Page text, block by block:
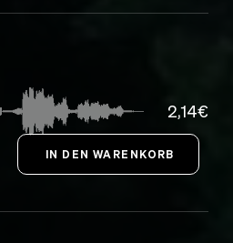
2,14€